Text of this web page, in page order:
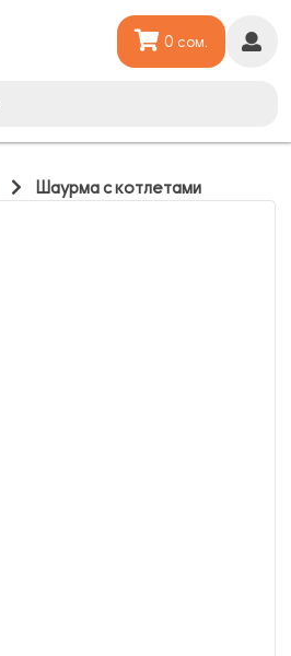
0 сом.
Шаурма с котлетами